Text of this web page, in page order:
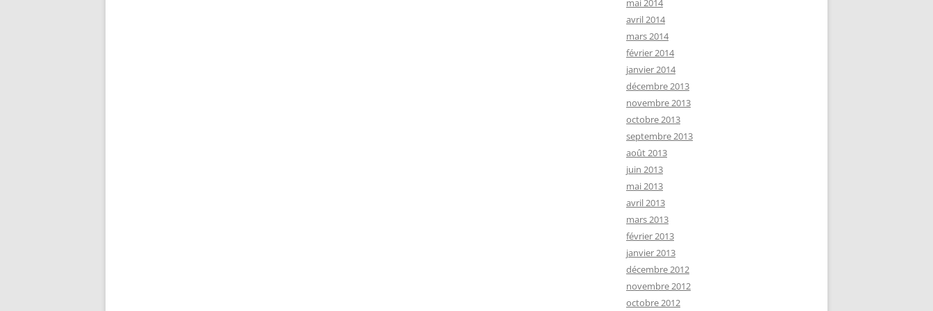
mai 2014
avril 2014
mars 2014
février 2014
janvier 2014
décembre 2013
novembre 2013
octobre 2013
septembre 2013
août 2013
juin 2013
mai 2013
avril 2013
mars 2013
février 2013
janvier 2013
décembre 2012
novembre 2012
octobre 2012